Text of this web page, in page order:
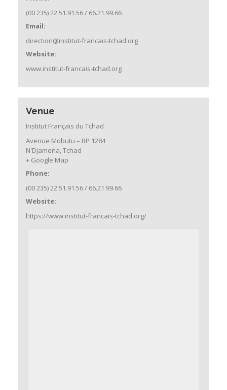
(00 235) 22.51.91.56 / 66.21.99.66
Email:
direction@institut-francais-tchad.org
Website:
www.institut-francais-tchad.org
Venue
Institut Français du Tchad
Avenue Mobutu – BP 1284
N'Djamena,Tchad
+ Google Map
Phone:
(00 235) 22.51.91.56 / 66.21.99.66
Website:
https://www.institut-francais-tchad.org/